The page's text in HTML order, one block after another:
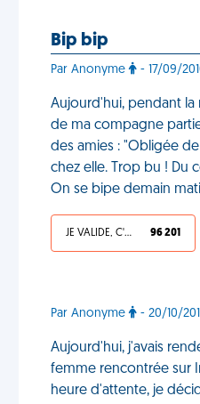
Bip bip
Par Anonyme - 17/09/
Aujourd'hui, pendant la
de ma compagne
des amies : "Obligée
chez elle. Trop bu ! Du
On se bipe demain
JE VALIDE, C'EST UNE VDM 96 201
Par Anonyme - 20/10/
Aujourd'hui, j'avais
femme rencontrée sur
heure d'attente, je